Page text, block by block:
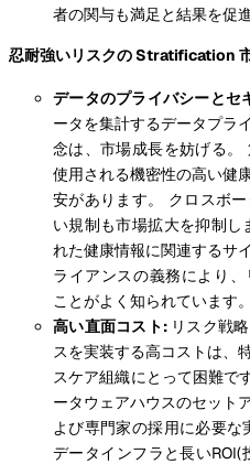
者の関与も満足と結果を促進
忍耐強いリスクの Stratification
データのプライバシーとセ
ータを集計するデータプラ
念は、市場成長を妨げる。
使用される機密性の高い健
安があります。 クロスボ
い規制も市場拡大を抑制し
れた健康情報に関連するサ
ライアンスの義務により
ことがよく知られています。
高い直面コスト: リスク戦
スを実装する高コストは、
スケア組織にとって困難で
ータウェアハウスのセット
よび専門家の採用に必要
データインフラと長い